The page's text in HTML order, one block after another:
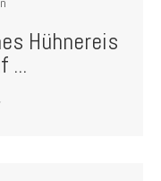
Hühnereis
...